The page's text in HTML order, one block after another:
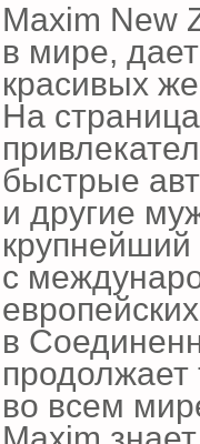
Maxim New
в мире,
красивых
На
быстрые
и другие
с
в
продолжает
во всем